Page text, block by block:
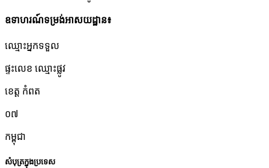
ឧទាហរណ៍ទម្រង់អាសយដ្ឋាន៖
ឈ្មោះអ្នកទទួល
ផ្ទះលេខ ឈ្មោះផ្លូវ
ខេត្ត កំពត
០៧
កម្ពុជា
សំបុត្រក្នុងប្រទេស